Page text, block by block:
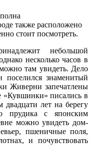
также расположено
стоит посмотреть.
небольшой
несколько часов в
там увидеть. Дело
знаменитый
Живерни запечатлены
«Кувшинки» писались в
лет на берегу
прудика с японским
можно увидеть дом-
пшеничные поля,
и почувствовать